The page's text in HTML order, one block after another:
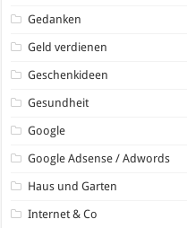
Gedanken
Geld verdienen
Geschenkideen
Gesundheit
Google
Google Adsense / Adwords
Haus und Garten
Internet & Co